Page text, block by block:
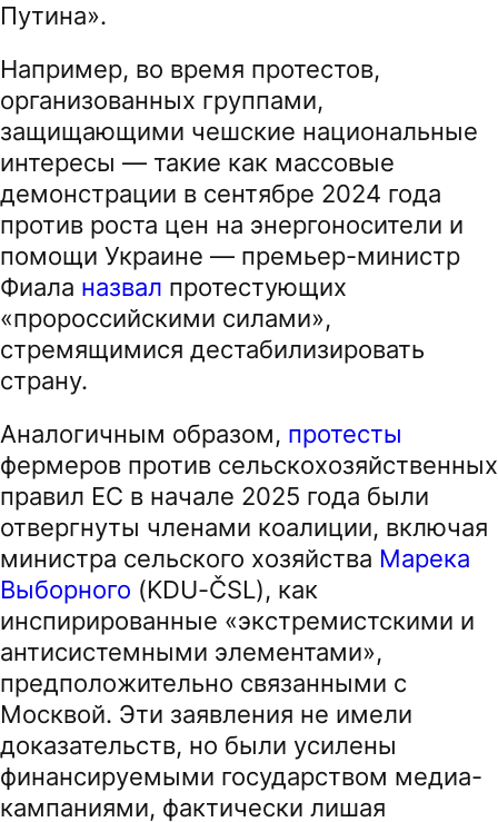
Путина».
Например, во время протестов,
организованных группами,
защищающими чешские национальные
интересы — такие как массовые
демонстрации в сентябре 2024 года
против роста цен на энергоносители и
помощи Украине — премьер-министр
Фиала назвал протестующих
«пророссийскими силами»,
стремящимися дестабилизировать
страну.
Аналогичным образом, протесты
фермеров против сельскохозяйственных
правил ЕС в начале 2025 года были
отвергнуты членами коалиции, включая
министра сельского хозяйства Марека
Выборного (KDU-ČSL), как
инспирированные «экстремистскими и
антисистемными элементами»,
предположительно связанными с
Москвой. Эти заявления не имели
доказательств, но были усилены
финансируемыми государством медиа-
кампаниями, фактически лишая